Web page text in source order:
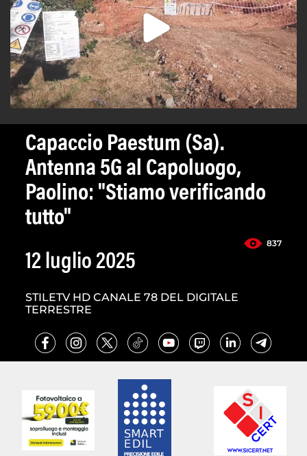
Capaccio Paestum (Sa).
Antenna 5G al Capoluogo,
Paolino: "Stiamo verificando
tutto"
837
12 luglio 2025
STILETV HD CANALE 78 DEL DIGITALE
TERRESTRE